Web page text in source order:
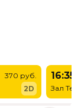
370 руб.
2D
16:35
Зал